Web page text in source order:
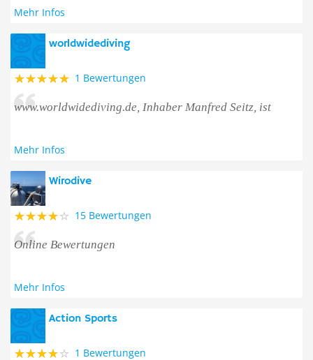
Mehr Infos
worldwidediving
1 Bewertungen
www.worldwidediving.de, Inhaber Manfred Seitz, ist
Mehr Infos
Wirodive
15 Bewertungen
Online Bewertungen
Mehr Infos
Action Sports
1 Bewertungen